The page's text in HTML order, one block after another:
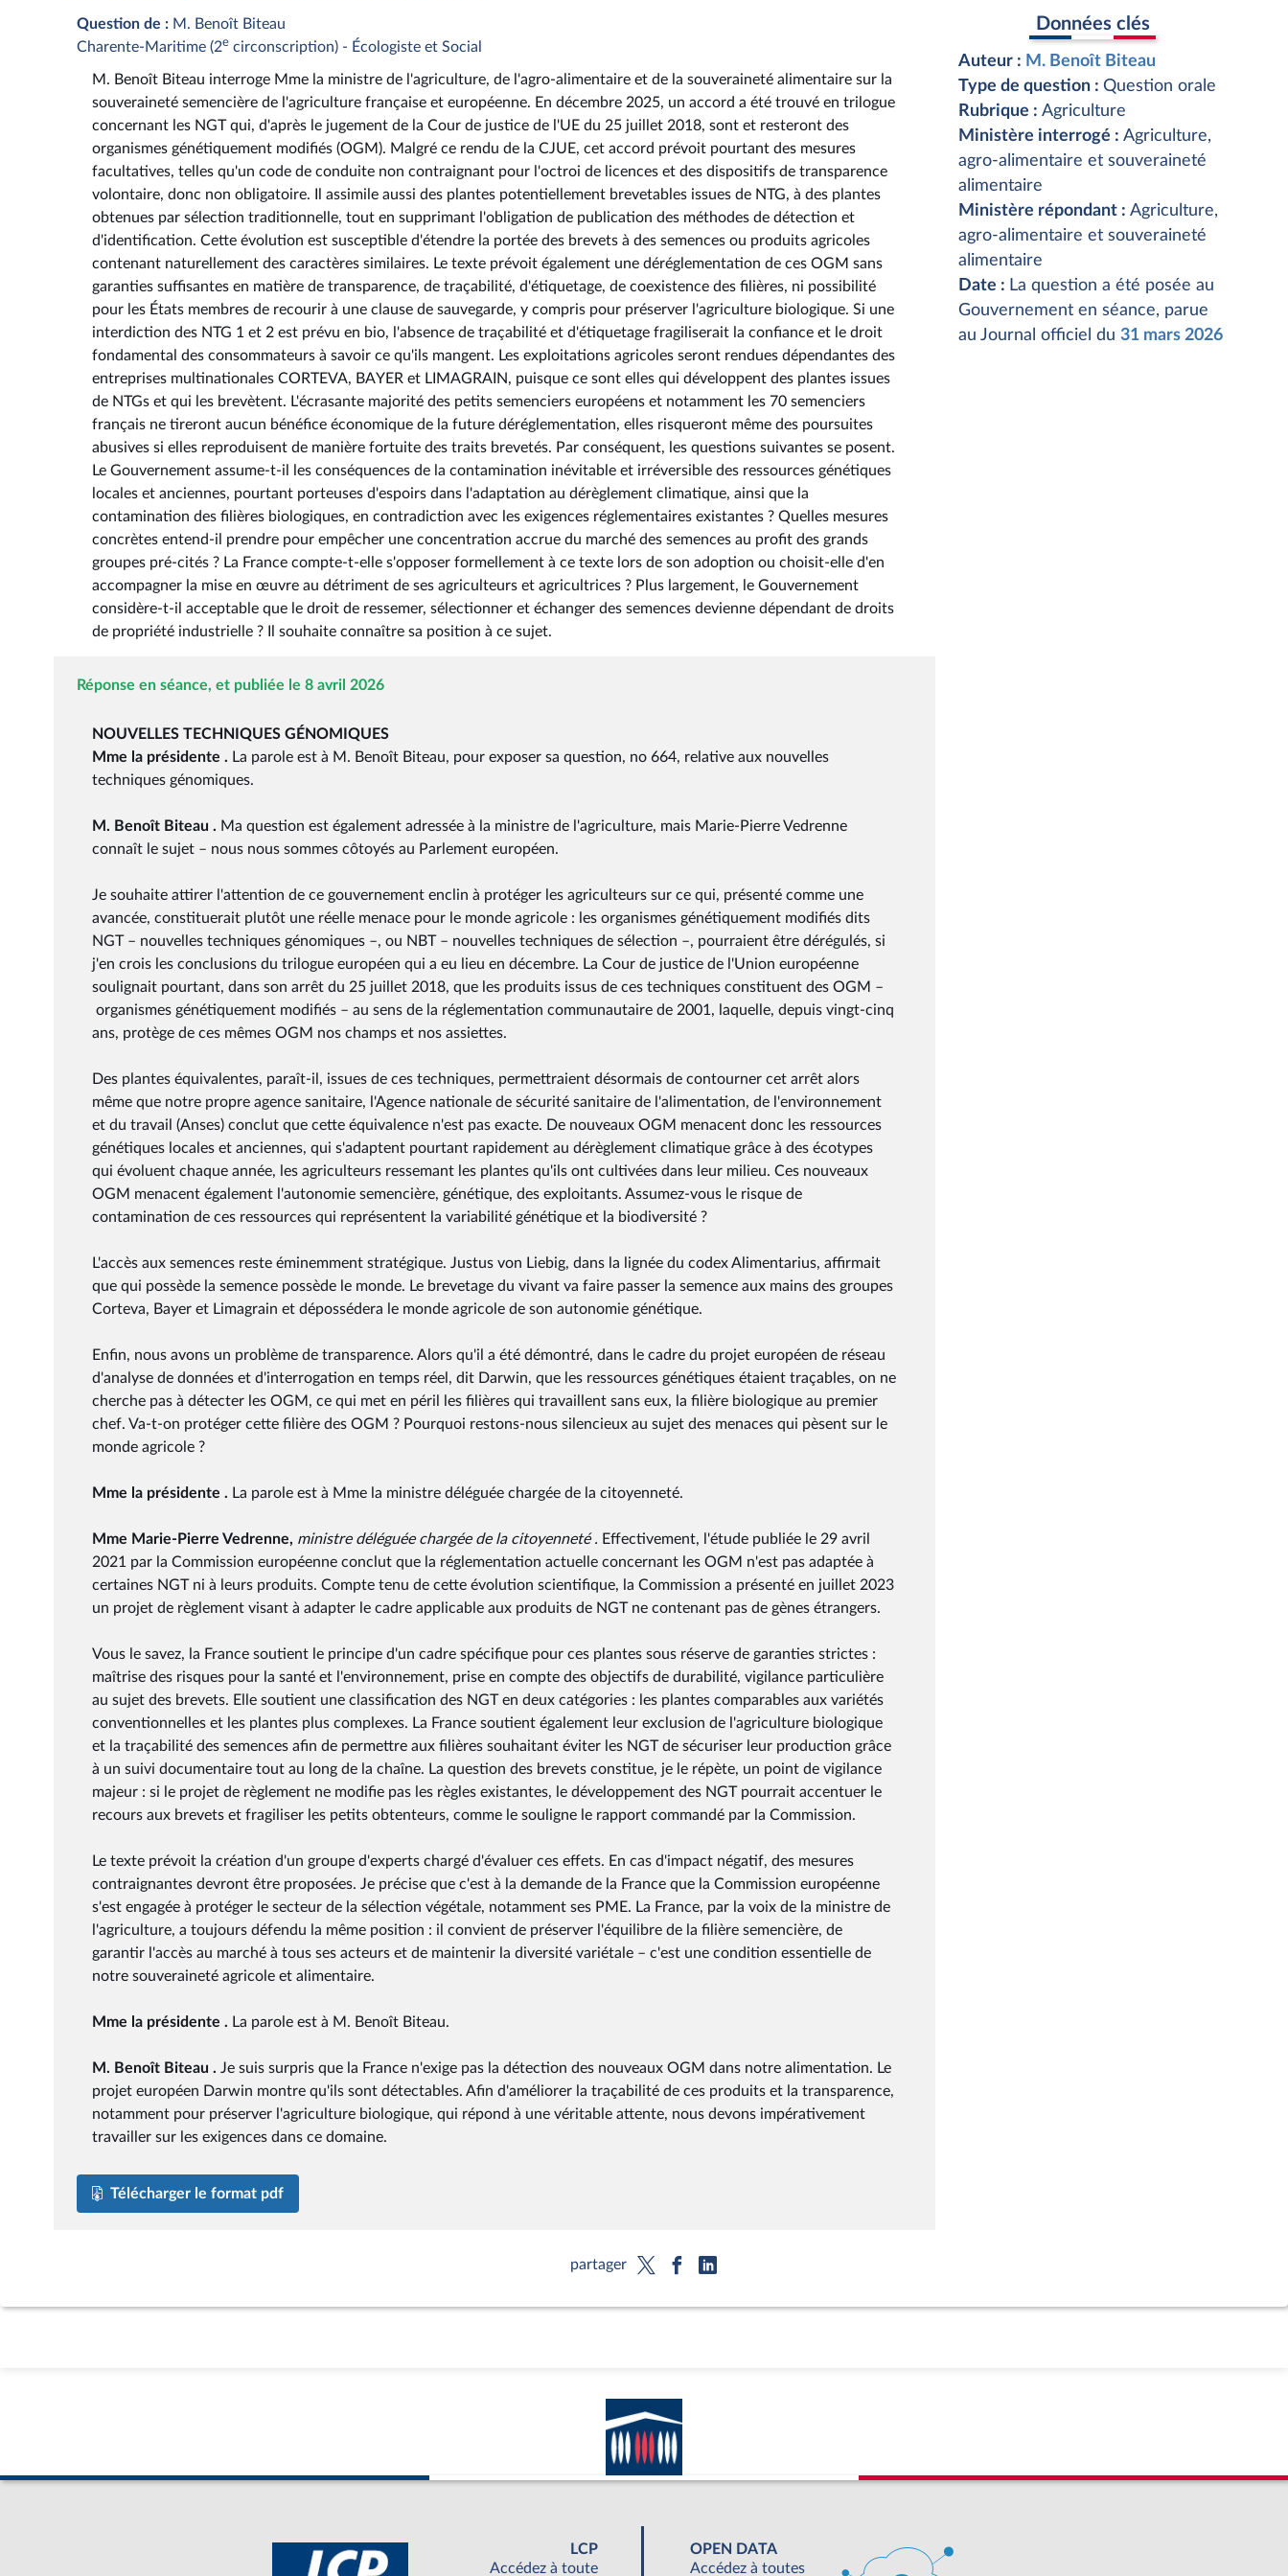
Question de : M. Benoît Biteau
Charente-Maritime (2e circonscription) - Écologiste et Social
M. Benoît Biteau interroge Mme la ministre de l'agriculture, de l'agro-alimentaire et de la souveraineté alimentaire sur la
souveraineté semencière de l'agriculture française et européenne. En décembre 2025, un accord a été trouvé en trilogue
concernant les NGT qui, d'après le jugement de la Cour de justice de l'UE du 25 juillet 2018, sont et resteront des
organismes génétiquement modifiés (OGM). Malgré ce rendu de la CJUE, cet accord prévoit pourtant des mesures
facultatives, telles qu'un code de conduite non contraignant pour l'octroi de licences et des dispositifs de transparence
volontaire, donc non obligatoire. Il assimile aussi des plantes potentiellement brevetables issues de NTG, à des plantes
obtenues par sélection traditionnelle, tout en supprimant l'obligation de publication des méthodes de détection et
d'identification. Cette évolution est susceptible d'étendre la portée des brevets à des semences ou produits agricoles
contenant naturellement des caractères similaires. Le texte prévoit également une déréglementation de ces OGM sans
garanties suffisantes en matière de transparence, de traçabilité, d'étiquetage, de coexistence des filières, ni possibilité
pour les États membres de recourir à une clause de sauvegarde, y compris pour préserver l'agriculture biologique. Si une
interdiction des NTG 1 et 2 est prévu en bio, l'absence de traçabilité et d'étiquetage fragiliserait la confiance et le droit
fondamental des consommateurs à savoir ce qu'ils mangent. Les exploitations agricoles seront rendues dépendantes des
entreprises multinationales CORTEVA, BAYER et LIMAGRAIN, puisque ce sont elles qui développent des plantes issues
de NTGs et qui les brevètent. L'écrasante majorité des petits semenciers européens et notamment les 70 semenciers
français ne tireront aucun bénéfice économique de la future déréglementation, elles risqueront même des poursuites
abusives si elles reproduisent de manière fortuite des traits brevetés. Par conséquent, les questions suivantes se posent.
Le Gouvernement assume-t-il les conséquences de la contamination inévitable et irréversible des ressources génétiques
locales et anciennes, pourtant porteuses d'espoirs dans l'adaptation au dérèglement climatique, ainsi que la
contamination des filières biologiques, en contradiction avec les exigences réglementaires existantes ? Quelles mesures
concrètes entend-il prendre pour empêcher une concentration accrue du marché des semences au profit des grands
groupes pré-cités ? La France compte-t-elle s'opposer formellement à ce texte lors de son adoption ou choisit-elle d'en
accompagner la mise en œuvre au détriment de ses agriculteurs et agricultrices ? Plus largement, le Gouvernement
considère-t-il acceptable que le droit de ressemer, sélectionner et échanger des semences devienne dépendant de droits
de propriété industrielle ? Il souhaite connaître sa position à ce sujet.
Réponse en séance, et publiée le 8 avril 2026
NOUVELLES TECHNIQUES GÉNOMIQUES
Mme la présidente . La parole est à M. Benoît Biteau, pour exposer sa question, no 664, relative aux nouvelles
techniques génomiques.
M. Benoît Biteau . Ma question est également adressée à la ministre de l'agriculture, mais Marie-Pierre Vedrenne
connaît le sujet – nous nous sommes côtoyés au Parlement européen.
Je souhaite attirer l'attention de ce gouvernement enclin à protéger les agriculteurs sur ce qui, présenté comme une
avancée, constituerait plutôt une réelle menace pour le monde agricole : les organismes génétiquement modifiés dits
NGT – nouvelles techniques génomiques –, ou NBT – nouvelles techniques de sélection –, pourraient être dérégulés, si
j'en crois les conclusions du trilogue européen qui a eu lieu en décembre. La Cour de justice de l'Union européenne
soulignait pourtant, dans son arrêt du 25 juillet 2018, que les produits issus de ces techniques constituent des OGM –
organismes génétiquement modifiés – au sens de la réglementation communautaire de 2001, laquelle, depuis vingt-cinq
ans, protège de ces mêmes OGM nos champs et nos assiettes.
Des plantes équivalentes, paraît-il, issues de ces techniques, permettraient désormais de contourner cet arrêt alors
même que notre propre agence sanitaire, l'Agence nationale de sécurité sanitaire de l'alimentation, de l'environnement
et du travail (Anses) conclut que cette équivalence n'est pas exacte. De nouveaux OGM menacent donc les ressources
génétiques locales et anciennes, qui s'adaptent pourtant rapidement au dérèglement climatique grâce à des écotypes
qui évoluent chaque année, les agriculteurs ressemant les plantes qu'ils ont cultivées dans leur milieu. Ces nouveaux
OGM menacent également l'autonomie semencière, génétique, des exploitants. Assumez-vous le risque de
contamination de ces ressources qui représentent la variabilité génétique et la biodiversité ?
L'accès aux semences reste éminemment stratégique. Justus von Liebig, dans la lignée du codex Alimentarius, affirmait
que qui possède la semence possède le monde. Le brevetage du vivant va faire passer la semence aux mains des groupes
Corteva, Bayer et Limagrain et dépossédera le monde agricole de son autonomie génétique.
Enfin, nous avons un problème de transparence. Alors qu'il a été démontré, dans le cadre du projet européen de réseau
d'analyse de données et d'interrogation en temps réel, dit Darwin, que les ressources génétiques étaient traçables, on ne
cherche pas à détecter les OGM, ce qui met en péril les filières qui travaillent sans eux, la filière biologique au premier
chef. Va-t-on protéger cette filière des OGM ? Pourquoi restons-nous silencieux au sujet des menaces qui pèsent sur le
monde agricole ?
Mme la présidente . La parole est à Mme la ministre déléguée chargée de la citoyenneté.
Mme Marie-Pierre Vedrenne, ministre déléguée chargée de la citoyenneté . Effectivement, l'étude publiée le 29 avril
2021 par la Commission européenne conclut que la réglementation actuelle concernant les OGM n'est pas adaptée à
certaines NGT ni à leurs produits. Compte tenu de cette évolution scientifique, la Commission a présenté en juillet 2023
un projet de règlement visant à adapter le cadre applicable aux produits de NGT ne contenant pas de gènes étrangers.
Vous le savez, la France soutient le principe d'un cadre spécifique pour ces plantes sous réserve de garanties strictes :
maîtrise des risques pour la santé et l'environnement, prise en compte des objectifs de durabilité, vigilance particulière
au sujet des brevets. Elle soutient une classification des NGT en deux catégories : les plantes comparables aux variétés
conventionnelles et les plantes plus complexes. La France soutient également leur exclusion de l'agriculture biologique
et la traçabilité des semences afin de permettre aux filières souhaitant éviter les NGT de sécuriser leur production grâce
à un suivi documentaire tout au long de la chaîne. La question des brevets constitue, je le répète, un point de vigilance
majeur : si le projet de règlement ne modifie pas les règles existantes, le développement des NGT pourrait accentuer le
recours aux brevets et fragiliser les petits obtenteurs, comme le souligne le rapport commandé par la Commission.
Le texte prévoit la création d'un groupe d'experts chargé d'évaluer ces effets. En cas d'impact négatif, des mesures
contraignantes devront être proposées. Je précise que c'est à la demande de la France que la Commission européenne
s'est engagée à protéger le secteur de la sélection végétale, notamment ses PME. La France, par la voix de la ministre de
l'agriculture, a toujours défendu la même position : il convient de préserver l'équilibre de la filière semencière, de
garantir l'accès au marché à tous ses acteurs et de maintenir la diversité variétale – c'est une condition essentielle de
notre souveraineté agricole et alimentaire.
Mme la présidente . La parole est à M. Benoît Biteau.
M. Benoît Biteau . Je suis surpris que la France n'exige pas la détection des nouveaux OGM dans notre alimentation. Le
projet européen Darwin montre qu'ils sont détectables. Afin d'améliorer la traçabilité de ces produits et la transparence,
notamment pour préserver l'agriculture biologique, qui répond à une véritable attente, nous devons impérativement
travailler sur les exigences dans ce domaine.
Télécharger le format pdf
Données clés
Auteur : M. Benoît Biteau
Type de question : Question orale
Rubrique : Agriculture
Ministère interrogé : Agriculture,
agro-alimentaire et souveraineté
alimentaire
Ministère répondant : Agriculture,
agro-alimentaire et souveraineté
alimentaire
Date : La question a été posée au
Gouvernement en séance, parue
au Journal officiel du 31 mars 2026
partager
LCP
Accédez à toute
OPEN DATA
Accédez à toutes